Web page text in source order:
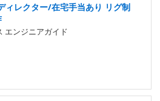
ィレクター/在宅手当あり リグ制
エンジニアガイド